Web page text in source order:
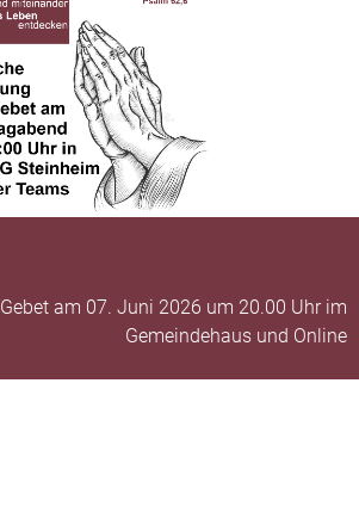
Gebet am 07. Juni 2026 um 20.00 Uhr im
Gemeindehaus und Online